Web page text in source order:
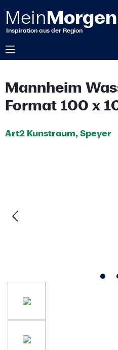
springen
Mannheim
Format 100 x
Art2 Kunstraum, Speyer